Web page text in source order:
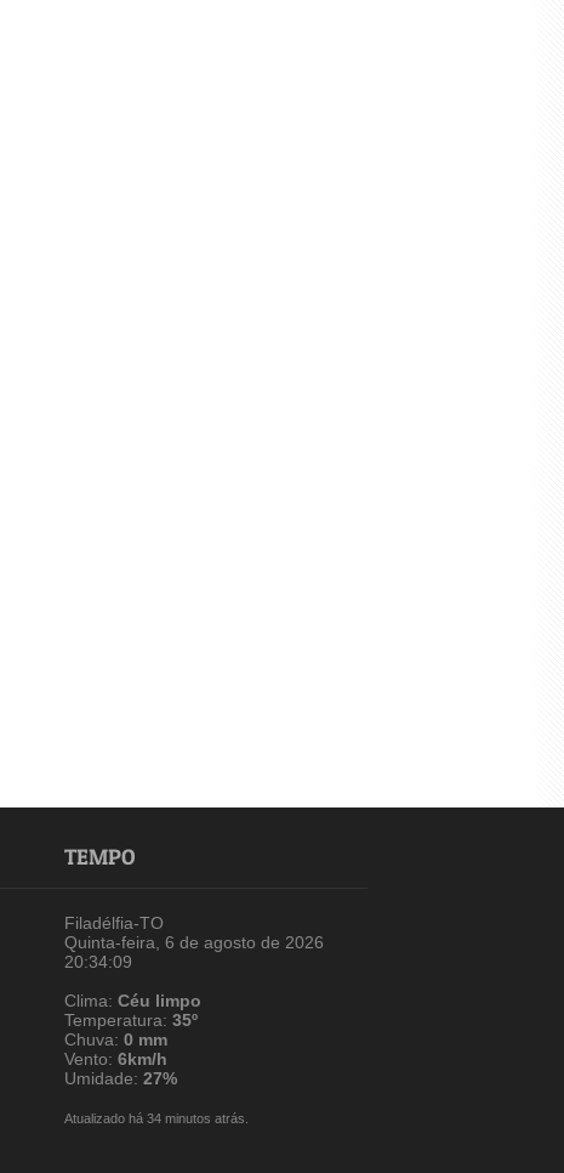
TEMPO
Filadélfia-TO
Quinta-feira, 6 de agosto de 2026
20:34:09
Clima: Céu limpo
Temperatura: 35º
Chuva: 0 mm
Vento: 6km/h
Umidade: 27%
Atualizado há 34 minutos atrás.